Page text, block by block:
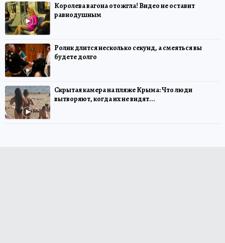
Королева вагона отожгла! Видео не оставит
равнодушным
Ролик длится несколько секунд, а смеяться вы
будете долго
Скрытая камера на пляже Крыма: Что люди
вытворяют, когда их не видят...